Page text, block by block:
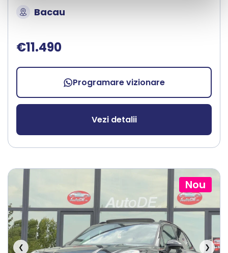
Bacau
€11.490
Programare vizionare
Vezi detalii
Nou
❮ ❯